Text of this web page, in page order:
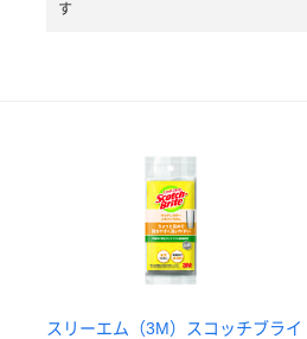
す
スリーエム（3M）スコッチブライ